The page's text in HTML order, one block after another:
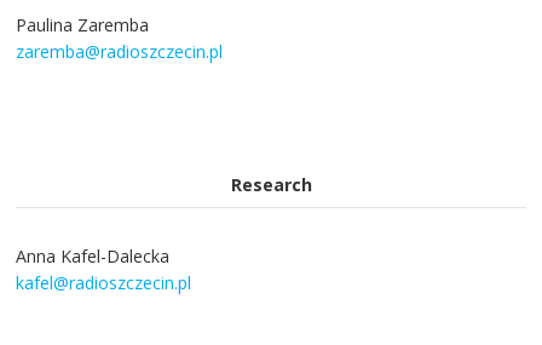
Paulina Zaremba
zaremba@radioszczecin.pl
Research
Anna Kafel-Dalecka
kafel@radioszczecin.pl